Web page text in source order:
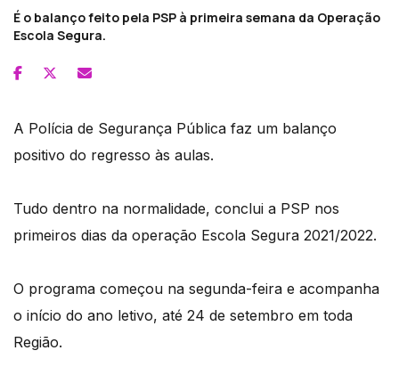
É o balanço feito pela PSP à primeira semana da Operação
Escola Segura.
A Polícia de Segurança Pública faz um balanço
positivo do regresso às aulas.
Tudo dentro na normalidade, conclui a PSP nos
primeiros dias da operação Escola Segura 2021/2022.
O programa começou na segunda-feira e acompanha
o início do ano letivo, até 24 de setembro em toda
Região.